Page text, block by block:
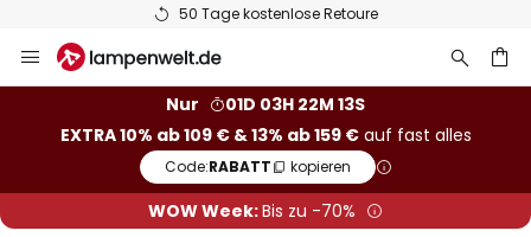
50 Tage kostenlose Retoure
Inhalt
Nur
01D 03H 22M 12S
EXTRA 10% ab 109 € & 13% ab 159 €auf fast alles
Code:RABATT kopieren
WOW Week:Bis zu -70%